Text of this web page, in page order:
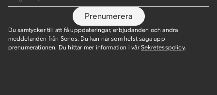
Prenumerera
Du samtycker till att få uppdateringar, erbjudanden och andra
meddelanden från Sonos. Du kan när som helst säga upp
prenumerationen. Du hittar mer information i vår Sekretesspolicy.